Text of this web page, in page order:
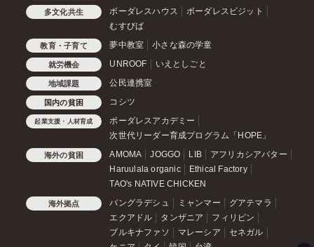
多文化共生 ボーダレスハウス
ボーダレスビジット
むすびば
教育・子育て 夢中教室 小さな森の学童
就労機会 UNROOF いえとしごと
地域課題 公民連携室
国内の貧困 コシツ
起業支援・人材育成
ボーダレスアカデミー
次世代リーダー育成プログラム「HOPE」
海外の貧困 AMOMA JOGGO LIB
アフリカシアバター
Haruulala organic
Ethical Factory
TAO's NATIVE CHICKEN
海外拠点 バングラデシュ ミャンマー
グアテマラ
エクアドル
タンザニア
フィリピン
ブルキナファソ
マレーシア
セネガル